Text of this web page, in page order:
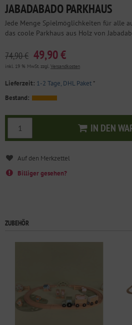
JABADABADO PARKHAUS
Jede Menge Spielmöglichkeiten für alle
das coole Parkhaus aus Holz von
74,90 € 49,90 €
inkl. 19 % MwSt. zzgl. Versandkosten
Lieferzeit: 1-2 Tage, DHL Paket*
Bestand:
IN DEN
In den
Billiger gesehen?
ZUBEHÖR